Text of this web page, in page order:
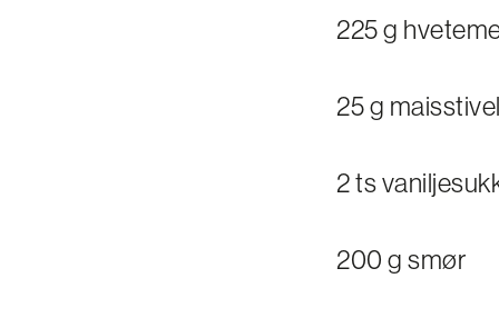
225 g
25 g
2 ts
200 g smør